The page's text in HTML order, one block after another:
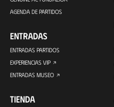
AGENDA DE PARTIDOS
ENTRADAS
ENTRADAS PARTIDOS
EXPERIENCIAS VIP
ENTRADAS MUSEO
TIENDA